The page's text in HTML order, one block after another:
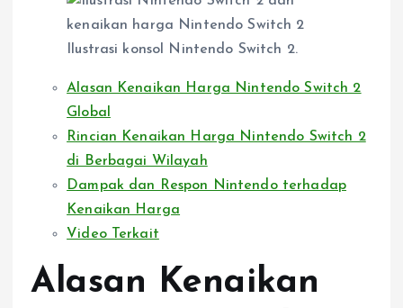
Ilustrasi konsol Nintendo Switch 2.
Alasan Kenaikan Harga Nintendo Switch 2
Global
Rincian Kenaikan Harga Nintendo Switch 2
di Berbagai Wilayah
Dampak dan Respon Nintendo terhadap
Kenaikan Harga
Video Terkait
Alasan Kenaikan